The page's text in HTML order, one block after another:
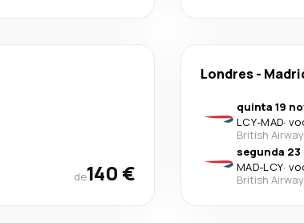
de140 €
Londres-
quinta 19
LCY-MAD·
British
segunda 23
MAD-LCY·
British